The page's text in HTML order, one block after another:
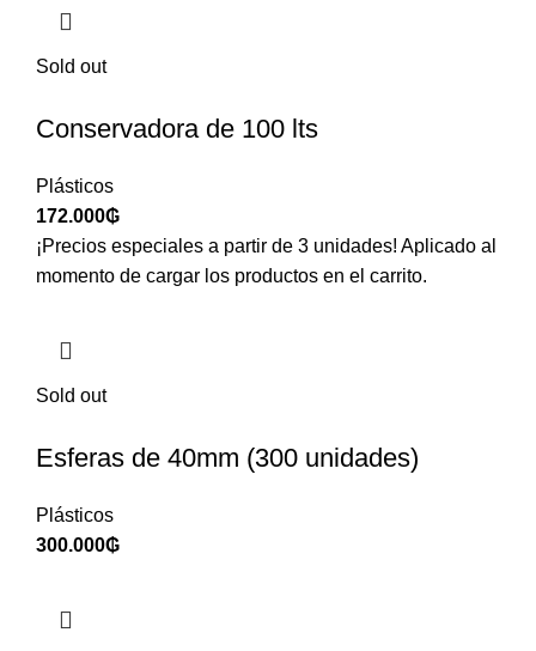
Sold out
Conservadora de 100 lts
Plásticos
172.000₲
¡Precios especiales a partir de 3 unidades! Aplicado al
momento de cargar los productos en el carrito.
Sold out
Esferas de 40mm (300 unidades)
Plásticos
300.000₲